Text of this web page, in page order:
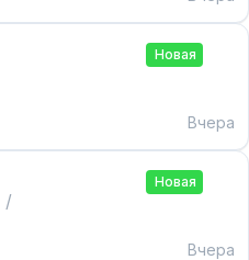
Новая
Вчера
/
Новая
Вчера